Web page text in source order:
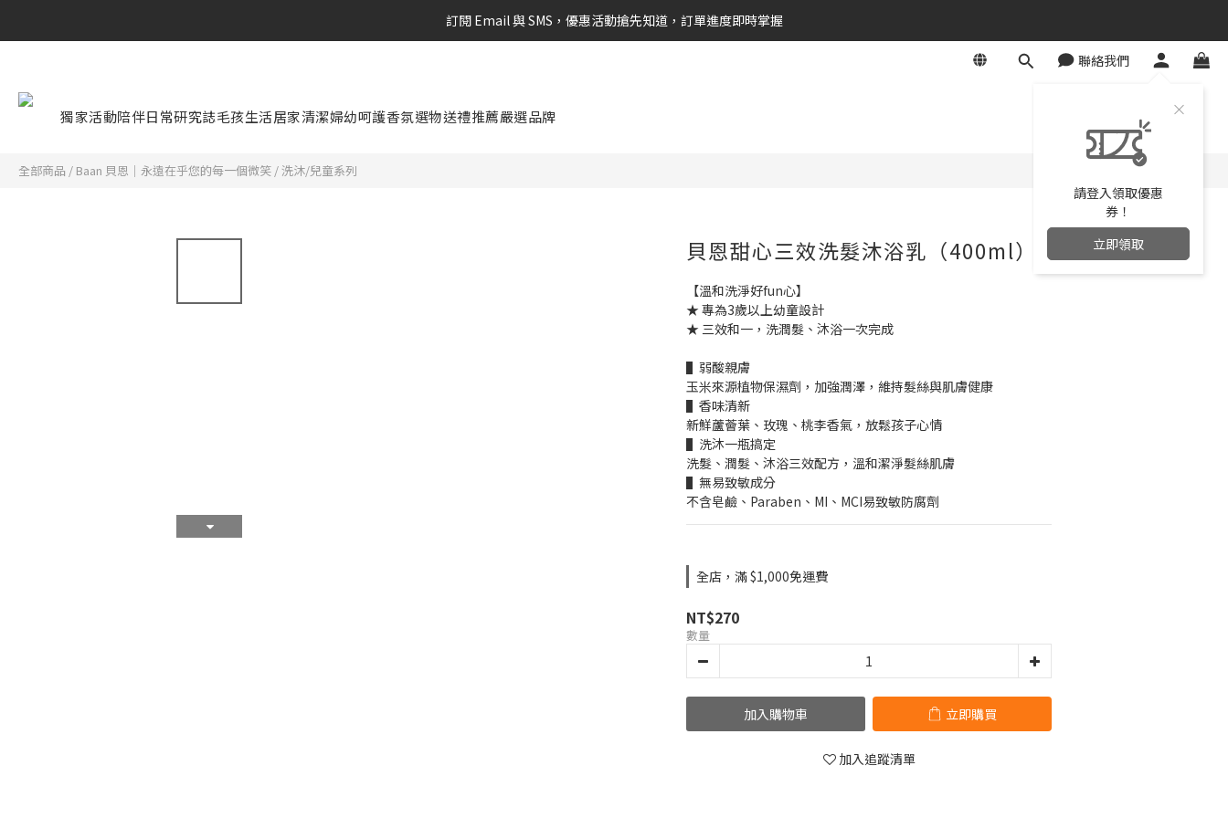
新會員享$100購物金 現在立即加入！
訂閱 Email 與 SMS，優惠活動搶先知道，訂單進度即時掌握
聯絡我們
請登入領取優惠
券！
立即領取
獨家活動陪伴日常研究誌毛孩生活居家清潔婦幼呵護香氛選物送禮推薦嚴選品牌
全部商品 / Baan 貝恩｜永遠在乎您的每一個微笑 /洗沐/兒童系列
貝恩甜心三效洗髮沐浴乳（400ml）
【溫和洗淨好fun心】
★ 專為3歲以上幼童設計
★ 三效和一，洗潤髮、沐浴一次完成
▌弱酸親膚
玉米來源植物保濕劑，加強潤澤，維持髮絲與肌膚健康
▌香味清新
新鮮蘆薈葉、玫瑰、桃李香氣，放鬆孩子心情
▌洗沐一瓶搞定
洗髮、潤髮、沐浴三效配方，溫和潔淨髮絲肌膚
▌無易致敏成分
不含皂鹼、Paraben、MI、MCI易致敏防腐劑
全店，滿 $1,000免運費
NT$270
數量
加入購物車 立即購買
加入追蹤清單
立即購買